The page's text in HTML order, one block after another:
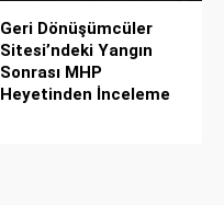
Geri Dönüşümcüler
Sitesi’ndeki Yangın
Sonrası MHP
Heyetinden İnceleme